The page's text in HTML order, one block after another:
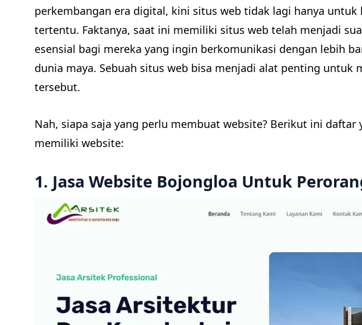
perkembangan era digital, kini situs web tidak lagi hanya untuk
tertentu. Faktanya, saat ini memiliki situs web telah menjadi
esensial bagi mereka yang ingin berkomunikasi dengan lebih
dunia maya. Sebuah situs web bisa menjadi alat penting untuk
tersebut.
Nah, siapa saja yang perlu membuat website? Berikut ini daftar
memiliki website:
1. Jasa Website Bojongloa Untuk